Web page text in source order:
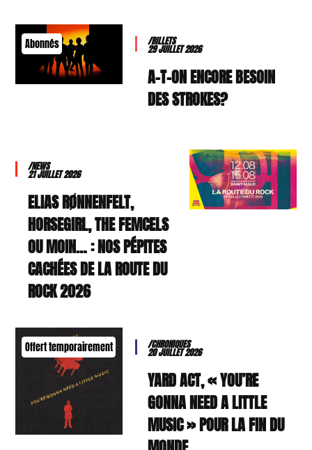
Abonnés /BILLETS
29 JUILLET 2026
A-T-ON ENCORE BESOIN
DES STROKES?
/NEWS
21 JUILLET 2026
ELIAS RØNNENFELT,
HORSEGIRL, THE FEMCELS
OU MOIN… : NOS PÉPITES
CACHÉES DE LA ROUTE DU
ROCK 2026
Offert temporairement /CHRONIQUES
20 JUILLET 2026
YARD ACT, « YOU’RE
GONNA NEED A LITTLE
MUSIC » POUR LA FIN DU